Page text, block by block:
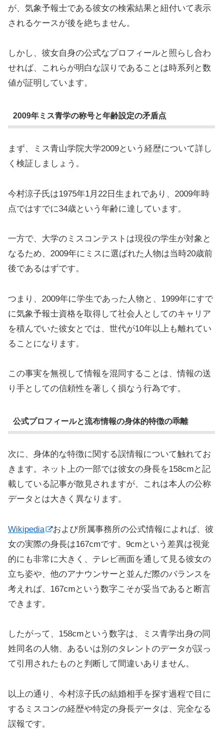
が、気象予報士である彼女の検索結果と紐付いて表示
されるケースが後を絶ちません。
しかし、彼女自身の公式なプロフィールと照らし合わ
せれば、これらが明白な誤りであることは時系列と数
値が証明しています。
2009年ミス青学の称号と年齢設定の矛盾点
まず、ミス青山学院大学2009という経歴について詳し
く検証しましょう。
今村涼子氏は1975年1月22日生まれであり、2009年時
点ではすでに34歳という年齢に達しています。
一方で、大学のミスコンテストは現役の学生が対象と
なるため、2009年にミスに選ばれた人物は当時20歳前
後であるはずです。
つまり、2009年に学生であった人物と、1999年にすで
に気象予報士資格を取得して社会人としてのキャリア
を積んでいた彼女とでは、世代が10年以上も離れてい
ることになります。
この事実を無視して情報を混同することは、情報の送
り手としての信頼性を著しく損なう行為です。
公式プロフィールと流布情報の身体的特徴の乖離
次に、身体的な特徴に関する誤情報について触れてお
きます。ネット上の一部では彼女の身長を158cmと記
載している記事が散見されますが、これは本人の公称
データとは大きく異なります。
Wikipedia
および所属事務所の公式情報によれば、彼
女の実際の身長は167cmです。9cmという差異は視覚
的にも非常に大きく、テレビ画面を通して見る彼女の
立ち姿や、他のアナウンサーと並んだ際のバランスを
考えれば、167cmという数字こそが妥当であると断言
できます。
したがって、158cmという数字は、ミス青学出身の同
姓同名の人物、あるいは別のタレントのデータが誤っ
て引用されたものと判断して間違いありません。
以上の通り、今村涼子氏の結婚相手を探す過程で目に
するミスコンの経歴や特定の身長データは、完全なる
誤報です。